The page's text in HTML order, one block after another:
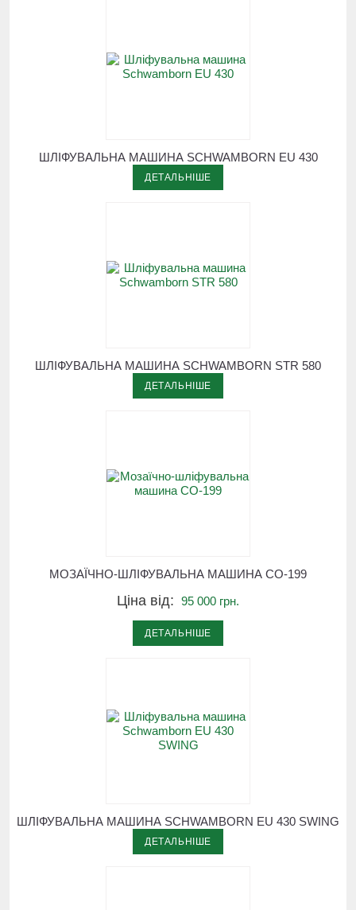
ШЛІФУВАЛЬНА МАШИНА SCHWAMBORN EU 430
ДЕТАЛЬНІШЕ
ШЛІФУВАЛЬНА МАШИНА SCHWAMBORN STR 580
ДЕТАЛЬНІШЕ
МОЗАЇЧНО-ШЛІФУВАЛЬНА МАШИНА СО-199
Ціна від: 95 000 грн.
ДЕТАЛЬНІШЕ
ШЛІФУВАЛЬНА МАШИНА SCHWAMBORN EU 430 SWING
ДЕТАЛЬНІШЕ